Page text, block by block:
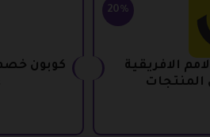
20%
الافريقية